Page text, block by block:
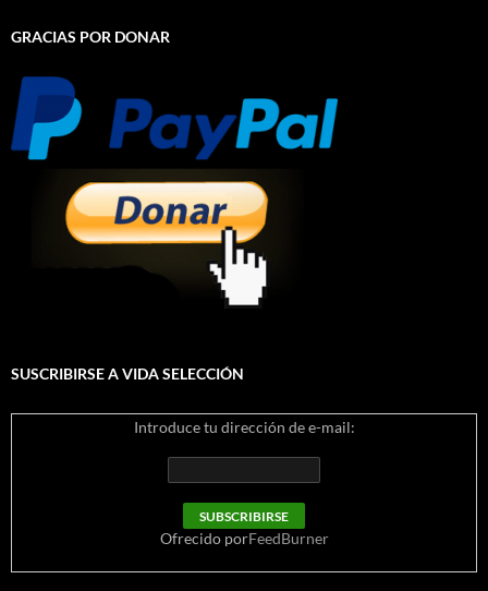
GRACIAS POR DONAR
SUSCRIBIRSE A VIDA SELECCIÓN
Introduce tu dirección de e-mail:
Ofrecido porFeedBurner